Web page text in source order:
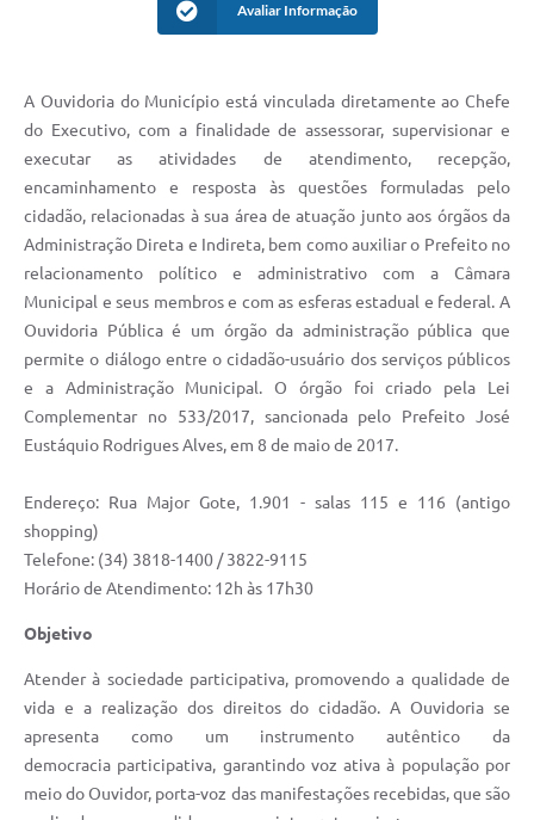
Avaliar Informação
A Ouvidoria do Município está vinculada diretamente ao Chefe
do Executivo, com a finalidade de assessorar, supervisionar e
executar as atividades de atendimento, recepção,
encaminhamento e resposta às questões formuladas pelo
cidadão, relacionadas à sua área de atuação junto aos órgãos da
Administração Direta e Indireta, bem como auxiliar o Prefeito no
relacionamento político e administrativo com a Câmara
Municipal e seus membros e com as esferas estadual e federal. A
Ouvidoria Pública é um órgão da administração pública que
permite o diálogo entre o cidadão-usuário dos serviços públicos
e a Administração Municipal. O órgão foi criado pela Lei
Complementar no 533/2017, sancionada pelo Prefeito José
Eustáquio Rodrigues Alves, em 8 de maio de 2017.
Endereço: Rua Major Gote, 1.901 - salas 115 e 116 (antigo
shopping)
Telefone: (34) 3818-1400 / 3822-9115
Horário de Atendimento: 12h às 17h30
Objetivo
Atender à sociedade participativa, promovendo a qualidade de
vida e a realização dos direitos do cidadão. A Ouvidoria se
apresenta como um instrumento autêntico da
democracia participativa, garantindo voz ativa à população por
meio do Ouvidor, porta-voz das manifestações recebidas, que são